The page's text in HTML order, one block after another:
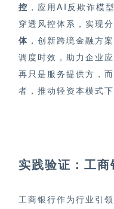
控 ，应用AI反欺诈模
穿透风控体系，实现分
体 ，创新跨境金融方
调度时效，助力企业
再只是服务提供方，
者，推动轻资本模式下
实践验证：工
工商银行作为行业引